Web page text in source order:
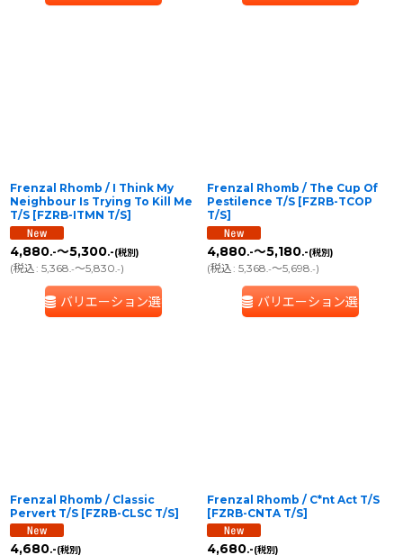
Frenzal Rhomb / I Think My
Neighbour Is Trying To Kill Me
T/S [FZRB-ITMN T/S]
4,880.-～5,300.-(税別)
(税込: 5,368 .-～5,830 .-)
バリエーション選択
Frenzal Rhomb / The Cup Of
Pestilence T/S [FZRB-TCOP
T/S]
4,880.-～5,180.-(税別)
(税込: 5,368 .-～5,698 .-)
バリエーション選択
Frenzal Rhomb / Classic
Pervert T/S [FZRB-CLSC T/S]
4,680.-(税別)
Frenzal Rhomb / C*nt Act T/S
[FZRB-CNTA T/S]
4,680.-(税別)